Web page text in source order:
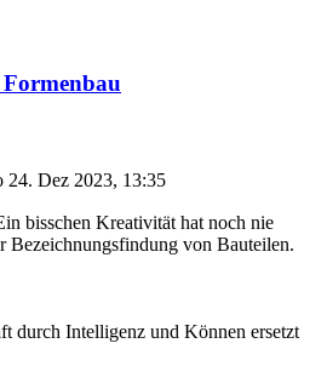
24. Dez 2023, 13:35
bisschen Kreativität hat noch nie
Bezeichnungsfindung von Bauteilen.
durch Intelligenz und Können ersetzt